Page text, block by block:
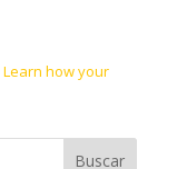
Learn how your